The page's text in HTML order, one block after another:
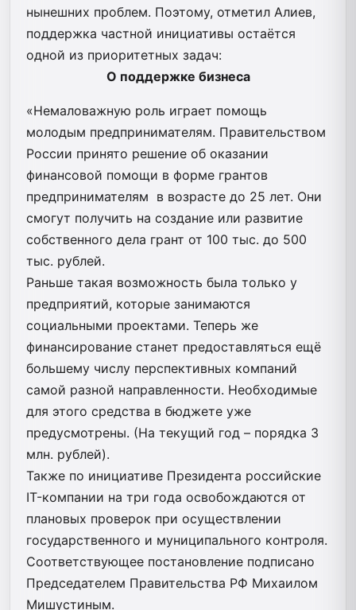
нынешних проблем. Поэтому, отметил Алиев,
поддержка частной инициативы остаётся
одной из приоритетных задач:
О поддержке бизнеса
«Немаловажную роль играет помощь
молодым предпринимателям. Правительством
России принято решение об оказании
финансовой помощи в форме грантов
предпринимателям в возрасте до 25 лет. Они
смогут получить на создание или развитие
собственного дела грант от 100 тыс. до 500
тыс. рублей.
Раньше такая возможность была только у
предприятий, которые занимаются
социальными проектами. Теперь же
финансирование станет предоставляться ещё
большему числу перспективных компаний
самой разной направленности. Необходимые
для этого средства в бюджете уже
предусмотрены. (На текущий год – порядка 3
млн. рублей).
Также по инициативе Президента российские
IT-компании на три года освобождаются от
плановых проверок при осуществлении
государственного и муниципального контроля.
Соответствующее постановление подписано
Председателем Правительства РФ Михаилом
Мишустиным.